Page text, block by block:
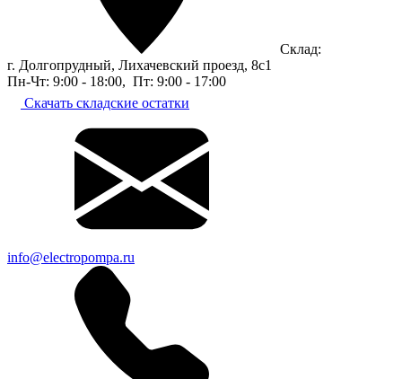
Склад:
г. Долгопрудный, Лихачевский проезд, 8c1
Пн-Чт: 9:00 - 18:00, Пт: 9:00 - 17:00
Скачать складские остатки
info@electropompa.ru